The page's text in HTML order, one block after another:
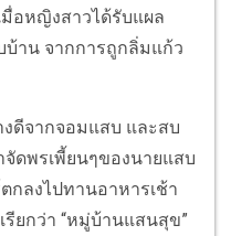
มื่อหญิงสาวได้รับแผล
าน จากการถูกลิ่มแก้ว
ดีจากจอมแสบ และสบ
ดพรเพี้ยนๆของนายแสบ
ลงไปทานอาหารเช้า
ยกว่า “หมู่บ้านแสนสุข”